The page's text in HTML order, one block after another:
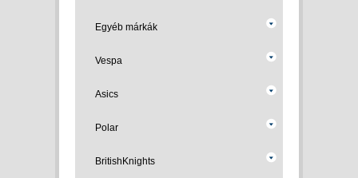
Egyéb márkák
Vespa
Asics
Polar
BritishKnights